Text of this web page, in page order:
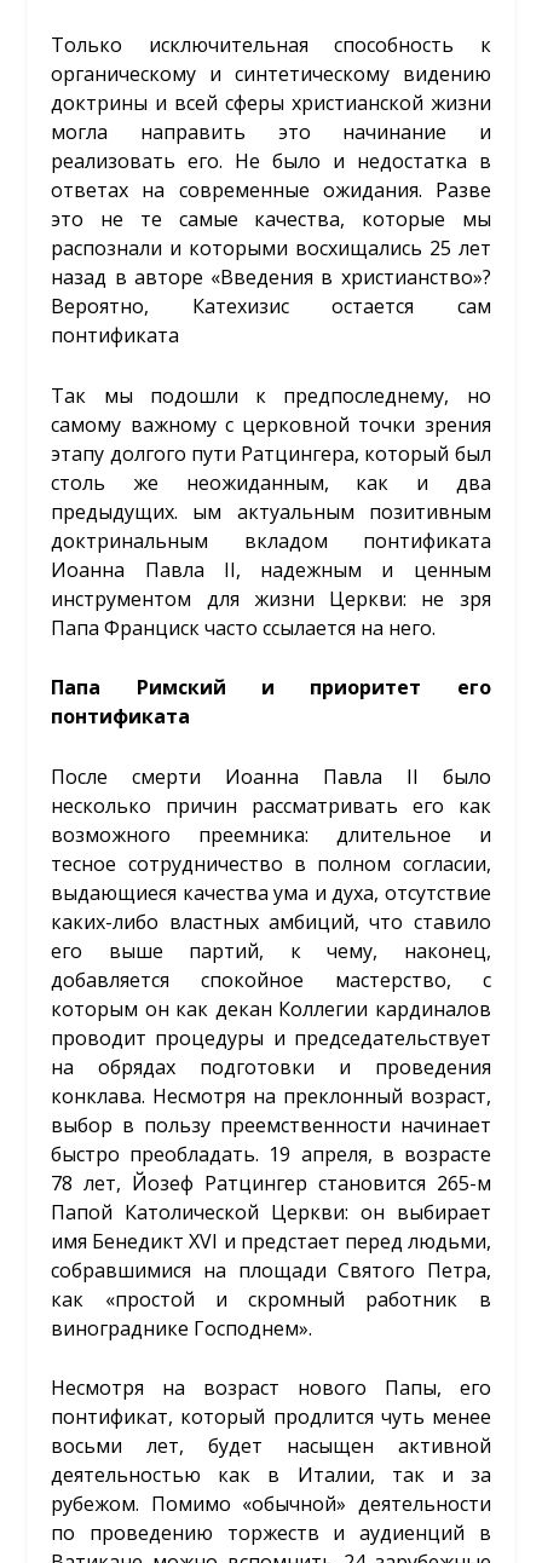
Только исключительная способность к
органическому и синтетическому видению
доктрины и всей сферы христианской жизни
могла направить это начинание и
реализовать его. Не было и недостатка в
ответах на современные ожидания. Разве
это не те самые качества, которые мы
распознали и которыми восхищались 25 лет
назад в авторе «Введения в христианство»?
Вероятно, Катехизис остается сам
понтификата
Так мы подошли к предпоследнему, но
самому важному с церковной точки зрения
этапу долгого пути Ратцингера, который был
столь же неожиданным, как и два
предыдущих. ым актуальным позитивным
доктринальным вкладом понтификата
Иоанна Павла II, надежным и ценным
инструментом для жизни Церкви: не зря
Папа Франциск часто ссылается на него.
Папа Римский и приоритет его
понтификата
После смерти Иоанна Павла II было
несколько причин рассматривать его как
возможного преемника: длительное и
тесное сотрудничество в полном согласии,
выдающиеся качества ума и духа, отсутствие
каких-либо властных амбиций, что ставило
его выше партий, к чему, наконец,
добавляется спокойное мастерство, с
которым он как декан Коллегии кардиналов
проводит процедуры и председательствует
на обрядах подготовки и проведения
конклава. Несмотря на преклонный возраст,
выбор в пользу преемственности начинает
быстро преобладать. 19 апреля, в возрасте
78 лет, Йозеф Ратцингер становится 265-м
Папой Католической Церкви: он выбирает
имя Бенедикт XVI и предстает перед людьми,
собравшимися на площади Святого Петра,
как «простой и скромный работник в
винограднике Господнем».
Несмотря на возраст нового Папы, его
понтификат, который продлится чуть менее
восьми лет, будет насыщен активной
деятельностью как в Италии, так и за
рубежом. Помимо «обычной» деятельности
по проведению торжеств и аудиенций в